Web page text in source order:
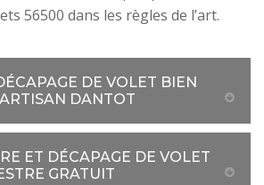
56500 dans les règles de l’art.
DE VOLET BIEN
DANTOT
ET DÉCAPAGE DE VOLET
GRATUIT